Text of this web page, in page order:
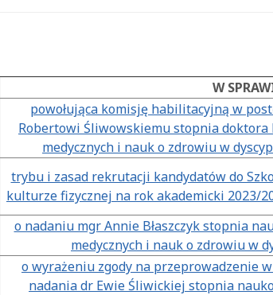
W
powołująca komisję habilitacyjną w
Robertowi Śliwowskiemu stopnia
medycznych i nauk o zdrowiu w
trybu i zasad rekrutacji kandydatów do
kulturze fizycznej na rok akademicki 2023/
o nadaniu mgr Annie Błaszczyk stopnia
medycznych i nauk o zdrowiu w
o wyrażeniu zgody na przeprowadzenie
nadania dr Ewie Śliwickiej stopnia